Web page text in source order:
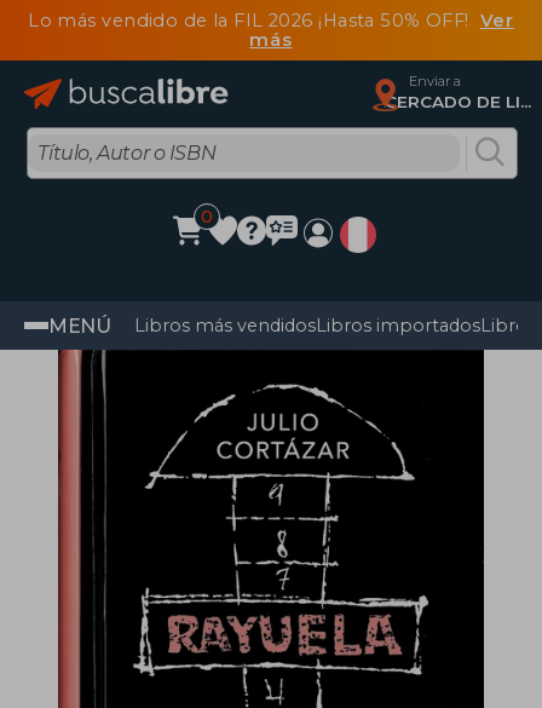
Lo más vendido de la FIL 2026 ¡Hasta 50% OFF! Ver
más
Enviar a
CERCADO DE LIMA, Lima
0
MENÚ Libros más vendidosLibros importadosLibros